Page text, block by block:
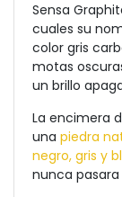
Sensa
cuales su
color gris
motas
un brillo
La encimera
una piedra
negro, gris y
nunca